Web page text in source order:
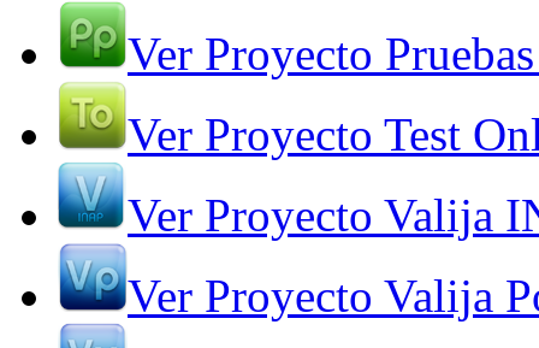
Ver Proyecto
Ver Proyecto Test
Ver Proyecto Valija
Ver Proyecto Valija